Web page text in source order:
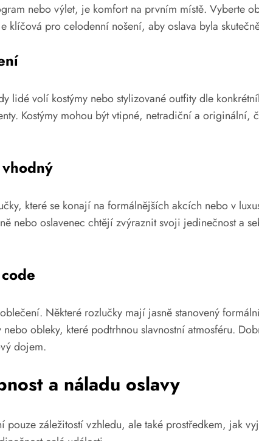
nebo výlet, je komfort na prvním místě. Vyberte
klíčová pro celodenní nošení, aby oslava byla
lidé volí kostýmy nebo stylizované outfity dle
Kostýmy mohou být vtipné, netradiční a
které se konají na formálnějších akcích nebo v
nebo oslavenec chtějí zvýraznit svoji jedinečnost a
Některé rozlučky mají jasně stanovený
obleky, které podtrhnou slavnostní atmosféru.
dojem.
a náladu oslavy
záležitostí vzhledu, ale také prostředkem, jak